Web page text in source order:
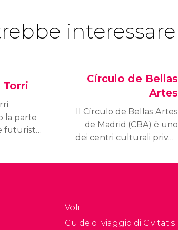
interessare
Torri
la parte
futurista
Círculo de Bellas
Artes
Il Círculo de Bellas Artes
de Madrid (CBA) è uno
dei centri culturali privati
Voli
Guide di viaggio di Civitatis